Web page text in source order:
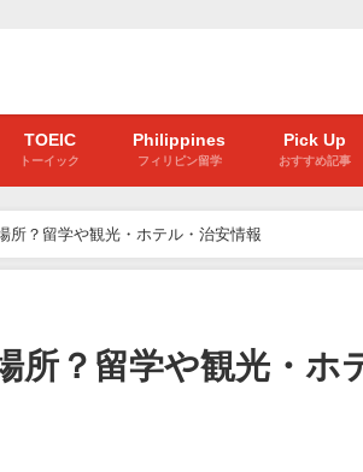
TOEIC
トーイック
Philippines
フィリピン留学
Pick Up
おすすめ記事
所？留学や観光・ホテル・治安情報
所？留学や観光・ホ